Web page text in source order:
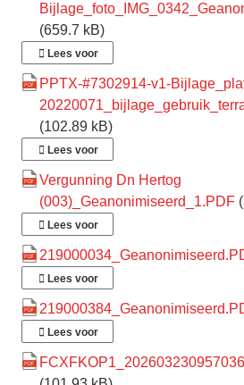
(659.7 kB)
Lees voor
PPTX-#7302914-v1-
(102.89 kB)
Lees voor
Vergunning Dn Hertog
(003)_Geanonimiseerd_1.PDF
Lees voor
Lees voor
Lees voor